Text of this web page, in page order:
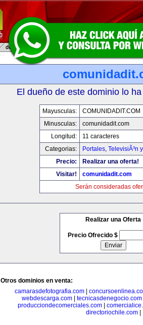
El dueño de este dominio lo
Mayusculas:
COMUNIDADIT.COM
Minusculas:
comunidadit.com
Longitud:
11 caracteres
Categorias:
Portales, TelevisiÃ³n
Precio:
Realizar una oferta!
Visitar!
comunidadit.com
Serán consideradas
Realizar una Oferta
Precio Ofrecido $
Otros dominios en venta:
camarasdefotografia.com|
webdescarga.com| tecnicasdenegocio.com
producciondecomerciales.com|
directoriochile.com|